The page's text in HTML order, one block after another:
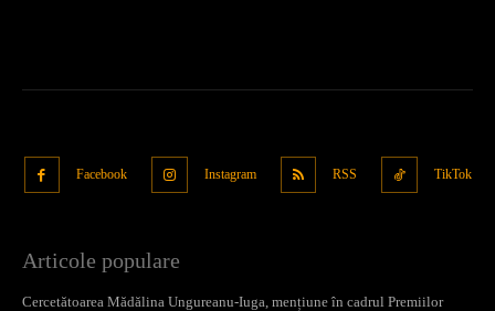
Facebook Instagram RSS TikTok
Articole populare
Cercetătoarea Mădălina Ungureanu-Iuga, mențiune în cadrul Premiilor